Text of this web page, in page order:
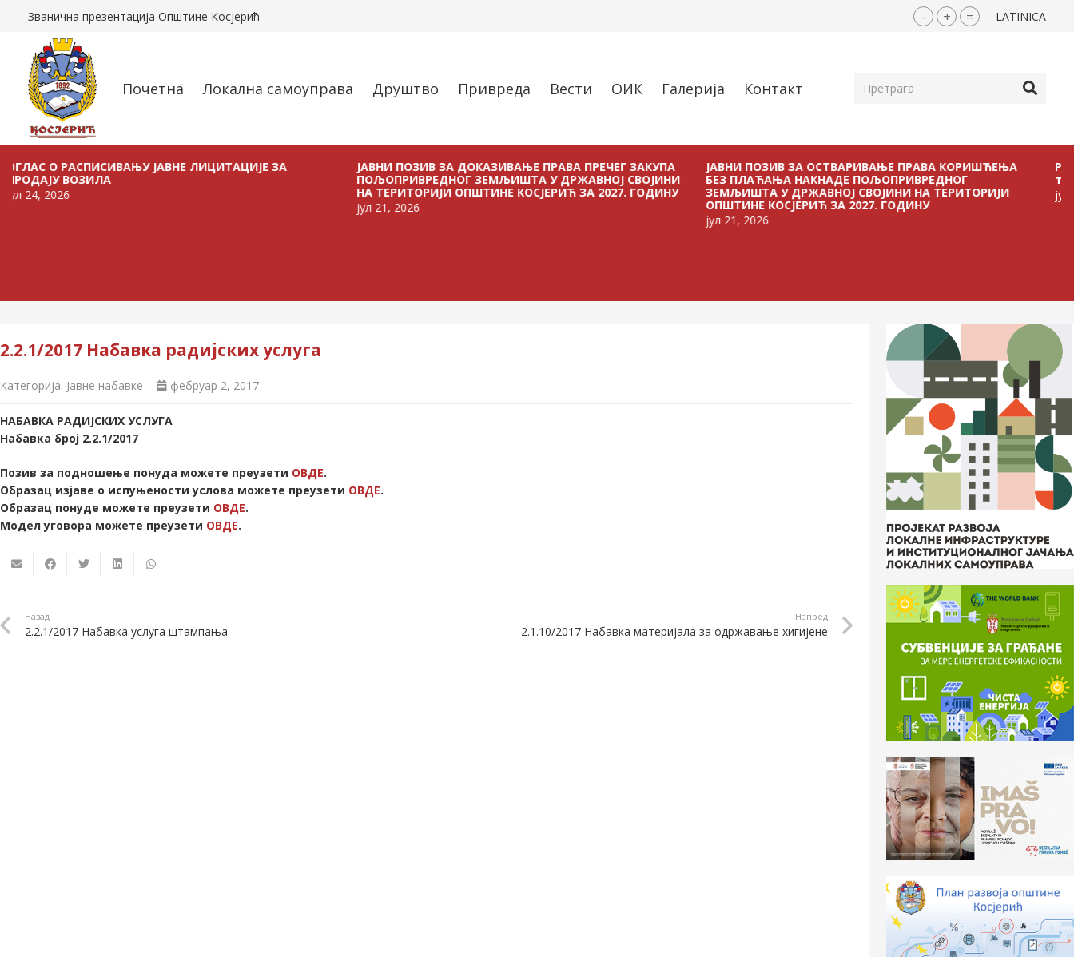
Званична презентација Општине Косјерић - + = LATINICA
Почетна Локална самоуправа Друштво Привреда Вести ОИК Галерија Контакт
РАСПИСИВАЊУ ЈАВНЕ ЛИЦИТАЦИЈЕ ЗА
ВОЗИЛА
ЈАВНИ ПОЗИВ ЗА ДОКАЗИВАЊЕ ПРАВА ПРЕЧЕГ ЗАКУПА
ПОЉОПРИВРЕДНОГ ЗЕМЉИШТА У ДРЖАВНОЈ СВОЈИНИ
НА ТЕРИТОРИЈИ ОПШТИНЕ КОСЈЕРИЋ ЗА 2027. ГОДИНУ
јул 21, 2026
ЈАВНИ ПОЗИВ ЗА ОСТВАРИВАЊЕ ПРАВА КОРИШЋЕЊА
БЕЗ ПЛАЋАЊА НАКНАДЕ ПОЉОПРИВРЕДНОГ
ЗЕМЉИШТА У ДРЖАВНОЈ СВОЈИНИ НА ТЕРИТОРИЈИ
ОПШТИНЕ КОСЈЕРИЋ ЗА 2027. ГОДИНУ
јул 21, 2026
Расписан
јун 30, 2026
2.2.1/2017 Набавка радијских услуга
Категорија: Јавне набавке фебруар 2, 2017
НАБАВКА РАДИЈСКИХ УСЛУГА
Набавка број 2.2.1/2017
Позив за подношење понуда можете преузети ОВДЕ.
Образац изјаве о испуњености услова можете преузети ОВДЕ.
Образац понуде можете преузети ОВДЕ.
Модел уговора можете преузети ОВДЕ.
Назад
2.2.1/2017 Набавка услуга штампања
Напред
2.1.10/2017 Набавка материјала за одржавање хигијене